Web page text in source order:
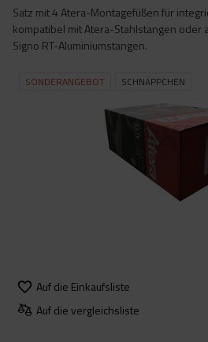
Satz mit 4 Atera-Montagefüßen für
kompatibel mit Atera-Stahlstangen oder
Signo RT-Aluminiumstangen.
SONDERANGEBOT SCHNÄPPCHEN
Auf die Einkaufsliste
Auf die vergleichsliste